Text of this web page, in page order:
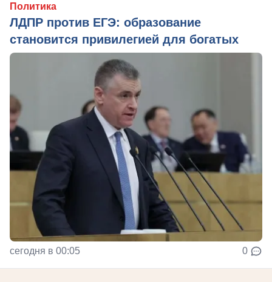
Политика
ЛДПР против ЕГЭ: образование
становится привилегией для богатых
сегодня в 00:05 0